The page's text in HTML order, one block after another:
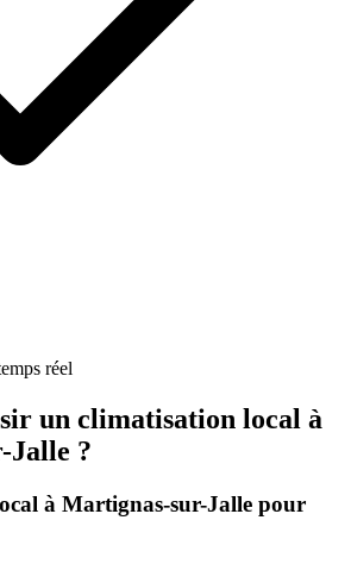
réel
un climatisation local à
Jalle ?
à Martignas-sur-Jalle pour